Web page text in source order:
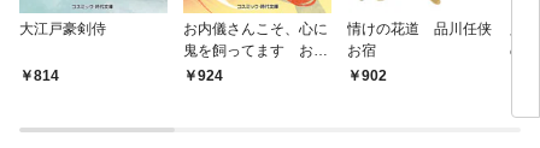
大江戸豪剣侍
814
お内儀さんこそ、心に
鬼を飼ってます おけ
いの戯作手帖
924
情けの花道 品川任侠
お宿
902
の